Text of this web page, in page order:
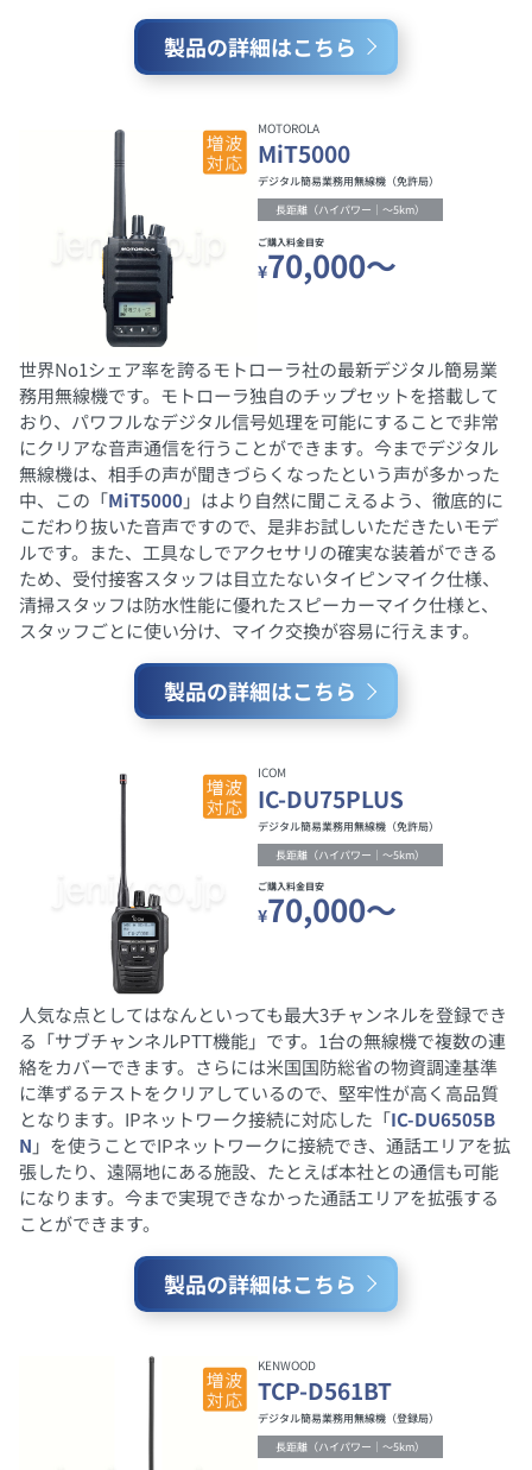
製品の詳細はこちら
MOTOROLA
MiT5000
デジタル簡易業務用無線機（免許局）
長距離（ハイパワー｜～5km）
ご購入料金目安
¥70,000～
世界No1シェア率を誇るモトローラ社の最新デジタル簡易業
務用無線機です。モトローラ独自のチップセットを搭載して
おり、パワフルなデジタル信号処理を可能にすることで非常
にクリアな音声通信を行うことができます。今までデジタル
無線機は、相手の声が聞きづらくなったという声が多かった
中、この「MiT5000」はより自然に聞こえるよう、徹底的に
こだわり抜いた音声ですので、是非お試しいただきたいモデ
ルです。また、工具なしでアクセサリの確実な装着ができる
ため、受付接客スタッフは目立たないタイピンマイク仕様、
清掃スタッフは防水性能に優れたスピーカーマイク仕様と、
スタッフごとに使い分け、マイク交換が容易に行えます。
製品の詳細はこちら
ICOM
IC-DU75PLUS
デジタル簡易業務用無線機（免許局）
長距離（ハイパワー｜～5km）
ご購入料金目安
¥70,000～
人気な点としてはなんといっても最大3チャンネルを登録でき
る「サブチャンネルPTT機能」です。1台の無線機で複数の連
絡をカバーできます。さらには米国国防総省の物資調達基準
に準ずるテストをクリアしているので、堅牢性が高く高品質
となります。IPネットワーク接続に対応した「IC-DU6505B
N 」を使うことでIPネットワークに接続でき、通話エリアを拡
張したり、遠隔地にある施設、たとえば本社との通信も可能
になります。今まで実現できなかった通話エリアを拡張する
ことができます。
製品の詳細はこちら
KENWOOD
TCP-D561BT
デジタル簡易業務用無線機（登録局）
長距離（ハイパワー｜～5km）